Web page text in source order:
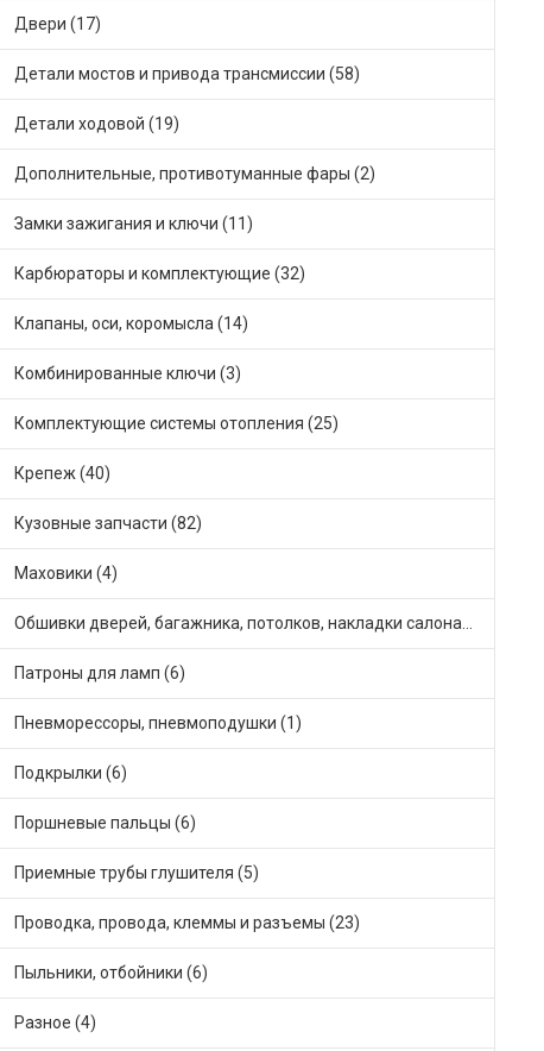
Двери (17)
Детали мостов и привода трансмиссии (58)
Детали ходовой (19)
Дополнительные, противотуманные фары (2)
Замки зажигания и ключи (11)
Карбюраторы и комплектующие (32)
Клапаны, оси, коромысла (14)
Комбинированные ключи (3)
Комплектующие системы отопления (25)
Крепеж (40)
Кузовные запчасти (82)
Маховики (4)
Патроны для ламп (6)
Пневморессоры, пневмоподушки (1)
Подкрылки (6)
Поршневые пальцы (6)
Приемные трубы глушителя (5)
Проводка, провода, клеммы и разъемы (23)
Пыльники, отбойники (6)
Разное (4)